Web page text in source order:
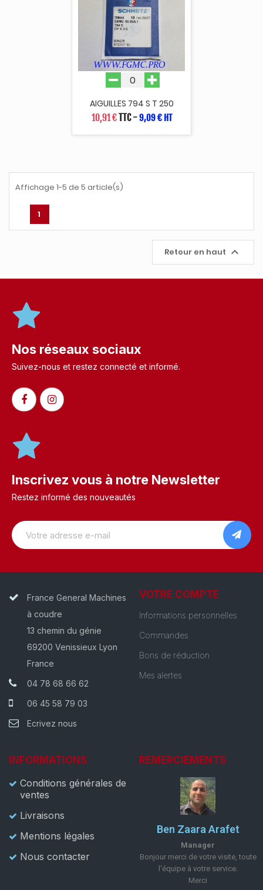
AIGUILLES 794 S T 250
10,91 €TTC-9,09 € HT
Affichage 1-5 de 5 article(s)
1
Retour en haut 
Nos réseaux sociaux
Suivez-nous et restez connecté et informé.​
Inscrivez vous à notre Newsletter
Restez informé des nouveautés
France General Machines
à coudre
13 chemin du génie
69200 Venissieux Lyon
France
04 78 68 66 62
06 45 58 79 03
Ecrivez nous
VOTRE COMPTE
Informations personnelles
Commandes
Bons de réduction
Mes alertes
INFORMATIONS
Conditions générales de
ventes
Livraisons
Mentions légales
Nous contacter
REMERCIEMENTS
Ben Zaara Arafet
Manager
Bonjour merci de votre visite, toute
l'équipe à votre service.
Merci